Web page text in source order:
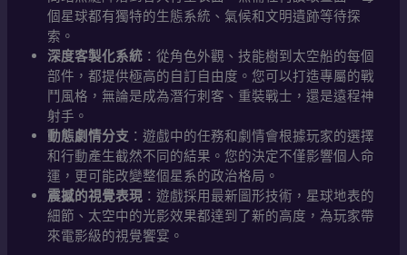
個星球都有獨特的生態系統、氣候和文明遺跡等待探
索。
深度客製化系統：從角色外觀、技能樹到太空船的每個
部件，都提供極高的自訂自由度。您可以打造專屬的戰
鬥風格，無論是成為潛行刺客、重裝戰士，還是遠程神
射手。
動態劇情分支 ：遊戲中的任務和劇情會根據玩家的選擇
和行動產生截然不同的結果。您的決定不僅影響個人命
運，更可能改變整個星系的政治格局。
震撼的視覺表現 ：遊戲採用最新圖形技術，星球地表的
細節、太空中的光影效果都達到了新的高度，為玩家帶
來電影級的視覺饗宴。